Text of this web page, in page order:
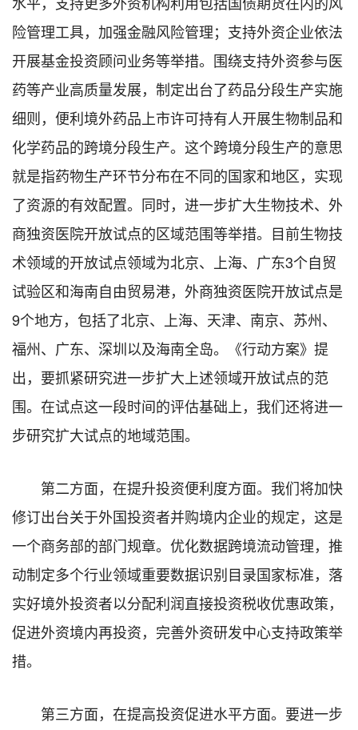
险管理工具，加强金融风险管理；支持外资企业依法
开展基金投资顾问业务等举措。围绕支持外资参与医
药等产业高质量发展，制定出台了药品分段生产实施
细则，便利境外药品上市许可持有人开展生物制品和
化学药品的跨境分段生产。这个跨境分段生产的意思
就是指药物生产环节分布在不同的国家和地区，实现
了资源的有效配置。同时，进一步扩大生物技术、外
商独资医院开放试点的区域范围等举措。目前生物技
术领域的开放试点领域为北京、上海、广东3个自贸
试验区和海南自由贸易港，外商独资医院开放试点是
9个地方，包括了北京、上海、天津、南京、苏州、
福州、广东、深圳以及海南全岛。《行动方案》提
出，要抓紧研究进一步扩大上述领域开放试点的范
围。在试点这一段时间的评估基础上，我们还将进一
步研究扩大试点的地域范围。
第二方面，在提升投资便利度方面。我们将加快
修订出台关于外国投资者并购境内企业的规定，这是
一个商务部的部门规章。优化数据跨境流动管理，推
动制定多个行业领域重要数据识别目录国家标准，落
实好境外投资者以分配利润直接投资税收优惠政策，
促进外资境内再投资，完善外资研发中心支持政策举
措。
第三方面，在提高投资促进水平方面。要进一步